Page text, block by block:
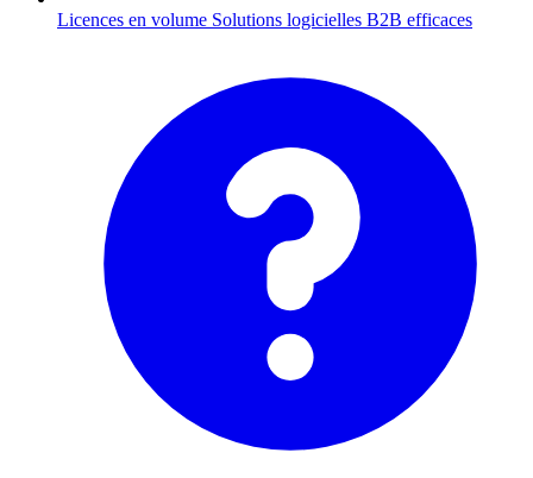
Licences en volume Solutions logicielles B2B efficaces